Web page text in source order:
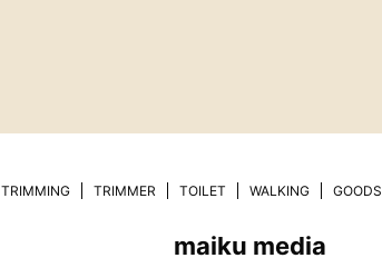
TRIMMING TRIMMER TOILET WALKING GOODS
maiku media